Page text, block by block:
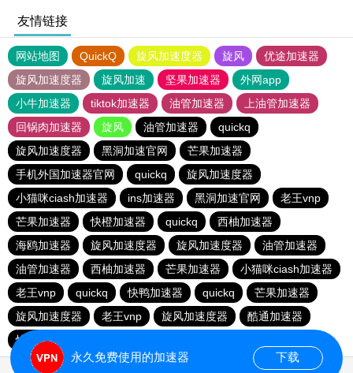
友情链接
网站地图 QuickQ 旋风加速度器 旋风
优途加速器
旋风加速度器
旋风加速 坚果加速器
外网app
小牛加速器
tiktok加速器 油管加速器
上油管加速器
回锅肉加速器
旋风 油管加速器
quickq
旋风加速度器
黑洞加速官网
芒果加速器
手机外国加速器官网
quickq
旋风加速度器
小猫咪ciash加速器
ins加速器 黑洞加速官网
老王vnp
芒果加速器
快橙加速器 quickq
西柚加速器
海鸥加速器
旋风加速度器 旋风加速度器
油管加速器
油管加速器
西柚加速器 芒果加速器
小猫咪ciash加速器
老王vnp
quickq 快鸭加速器 quickq
芒果加速器
旋风加速度器
老王vnp 旋风加速度器
酷通加速器
快橙加速器
永久免费使用的加速器 下载